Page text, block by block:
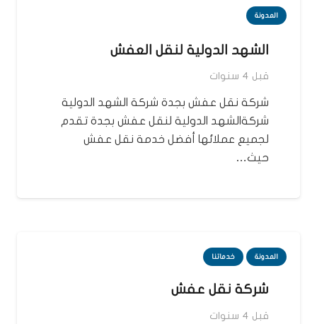
المدونة
الشهد الدولية لنقل العفش
قبل 4 سنوات
شركة نقل عفش بجدة شركة الشهد الدولية
شركةالشهد الدولية لنقل عفش بجدة تقدم
لجميع عملائها أفضل خدمة نقل عفش
حيث…
المدونة خدماتنا
شركة نقل عفش
قبل 4 سنوات